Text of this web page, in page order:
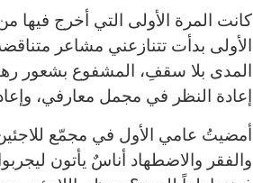
كانت المرة الأولى التي أخرج
الأولى بدأت تتنازعني مشاعر
المدى بلا سقفِ، المشفوع بشعور
إعادة النظر في مجمل معارفي،
أمضيتُ عامي الأول في مجمّع
والفقر والاضطهاد أناسٌ يأتون